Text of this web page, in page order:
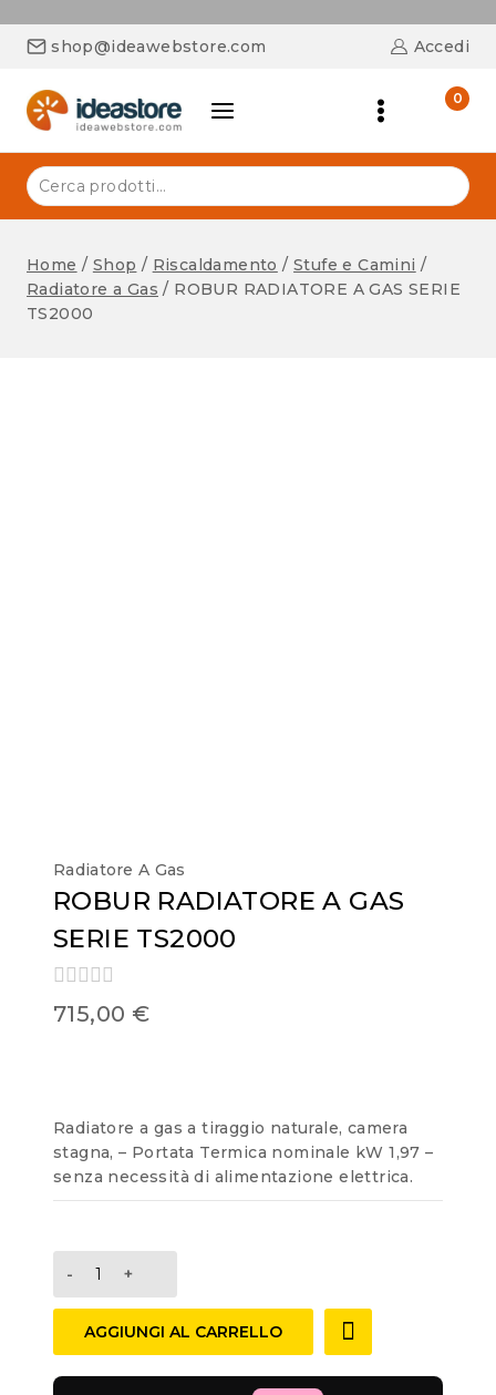
shop@ideawebstore.com Accedi
0
Home / Shop / Riscaldamento / Stufe e Camini /
Radiatore a Gas / ROBUR RADIATORE A GAS SERIE
TS2000
Radiatore A Gas
ROBUR RADIATORE A GAS
SERIE TS2000
0
out
715,00 €
Radiatore a gas a tiraggio naturale, camera
stagna, – Portata Termica nominale kW 1,97 –
senza necessità di alimentazione elettrica.
AGGIUNGI AL CARRELLO